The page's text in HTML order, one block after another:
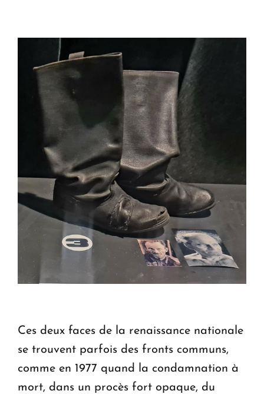
Ces deux faces de la renaissance nationale
se trouvent parfois des fronts communs,
comme en 1977 quand la condamnation à
mort, dans un procès fort opaque, du